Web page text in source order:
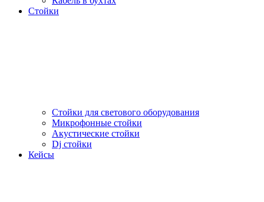
Стойки
Стойки для светового оборудования
Микрофонные стойки
Акустические стойки
Dj стойки
Кейсы